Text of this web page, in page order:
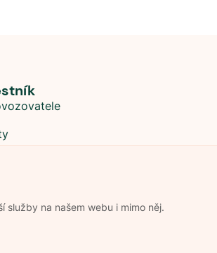
služby na našem webu i mimo něj.